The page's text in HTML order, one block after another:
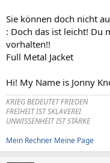
Sie können doch nicht
: Doch das ist leicht! Du
vorhalten!!
Full Metal Jacket
Hi! My Name is Jonny
KRIEG BEDEUTET FRIEDEN
FREIHEIT IST SKLAVEREI
UNWISSENHEIT IST STÄRKE
Mein Rechner Meine Page